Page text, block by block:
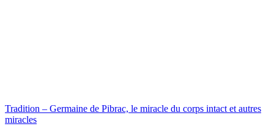
Tradition – Germaine de Pibrac, le miracle du corps intact et autres
miracles